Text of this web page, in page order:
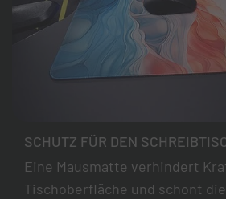
SCHUTZ FÜR DEN
Eine Mausmatte verhindert
Tischoberfläche und schont